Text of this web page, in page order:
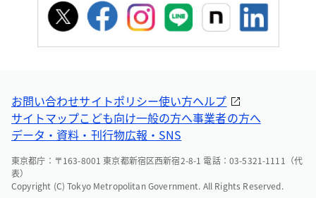
お問い合わせサイトポリシー使い方ヘルプ
サイトマップこども向け一般の方へ事業者の方へ
データ・資料・刊行物広報・SNS
東京都庁：〒163-8001 東京都新宿区西新宿2-8-1 電話：03-5321-1111（代
表）
Copyright (C) Tokyo Metropolitan Government. All Rights Reserved.